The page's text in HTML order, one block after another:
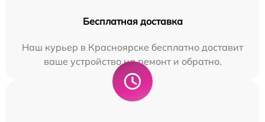
Бесплатная доставка
Наш курьер в Красноярске бесплатно доставит
ваше устройство на ремонт и обратно.